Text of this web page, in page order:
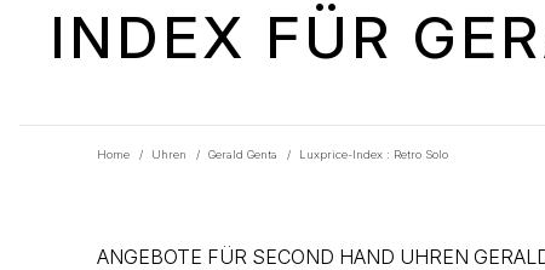
INDEX FÜR
Home / Uhren / Gerald Genta / Luxprice-Index : Retro Solo
ANGEBOTE FÜR SECOND HAND UHREN